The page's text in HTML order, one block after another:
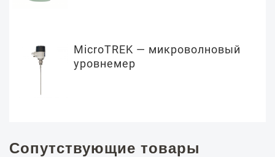
MicroTREK — микроволновый
уровнемер
Сопутствующие товары